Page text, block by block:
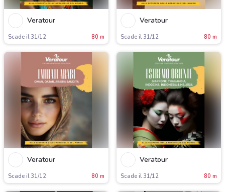
Veratour
Scade il 31/12 80 m
Veratour
Scade il 31/12 80 m
Veratour
Scade il 31/12 80 m
Veratour
Scade il 31/12 80 m